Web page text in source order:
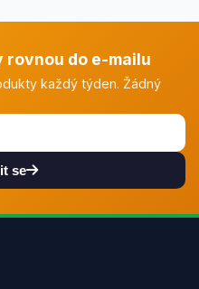
rovnou do e-mailu
každý týden. Žádný
se